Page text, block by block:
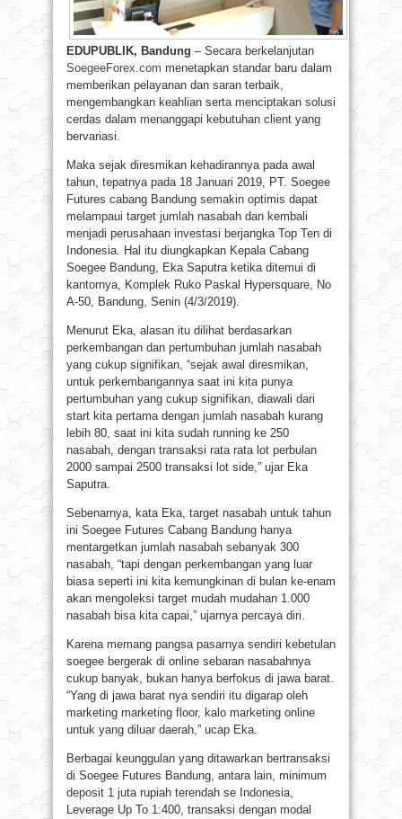
EDUPUBLIK, Bandung – Secara berkelanjutan
SoegeeForex.com menetapkan standar baru dalam
memberikan pelayanan dan saran terbaik,
mengembangkan keahlian serta menciptakan solusi
cerdas dalam menanggapi kebutuhan client yang
bervariasi.
Maka sejak diresmikan kehadirannya pada awal
tahun, tepatnya pada 18 Januari 2019, PT. Soegee
Futures cabang Bandung semakin optimis dapat
melampaui target jumlah nasabah dan kembali
menjadi perusahaan investasi berjangka Top Ten di
Indonesia. Hal itu diungkapkan Kepala Cabang
Soegee Bandung, Eka Saputra ketika ditemui di
kantornya, Komplek Ruko Paskal Hypersquare, No
A-50, Bandung, Senin (4/3/2019).
Menurut Eka, alasan itu dilihat berdasarkan
perkembangan dan pertumbuhan jumlah nasabah
yang cukup signifikan, “sejak awal diresmikan,
untuk perkembangannya saat ini kita punya
pertumbuhan yang cukup signifikan, diawali dari
start kita pertama dengan jumlah nasabah kurang
lebih 80, saat ini kita sudah running ke 250
nasabah, dengan transaksi rata rata lot perbulan
2000 sampai 2500 transaksi lot side,” ujar Eka
Saputra.
Sebenarnya, kata Eka, target nasabah untuk tahun
ini Soegee Futures Cabang Bandung hanya
mentargetkan jumlah nasabah sebanyak 300
nasabah, “tapi dengan perkembangan yang luar
biasa seperti ini kita kemungkinan di bulan ke-enam
akan mengoleksi target mudah mudahan 1.000
nasabah bisa kita capai,” ujarnya percaya diri.
Karena memang pangsa pasarnya sendiri kebetulan
soegee bergerak di online sebaran nasabahnya
cukup banyak, bukan hanya berfokus di jawa barat.
“Yang di jawa barat nya sendiri itu digarap oleh
marketing marketing floor, kalo marketing online
untuk yang diluar daerah,” ucap Eka.
Berbagai keunggulan yang ditawarkan bertransaksi
di Soegee Futures Bandung, antara lain, minimum
deposit 1 juta rupiah terendah se Indonesia,
Leverage Up To 1:400, transaksi dengan modal